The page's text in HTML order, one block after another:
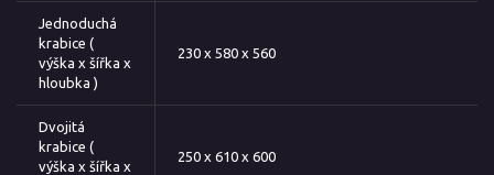
Jednoduchá
krabice (
výška x šířka x
hloubka )
230 x 580 x 560
Dvojitá
krabice (
výška x šířka x
250 x 610 x 600